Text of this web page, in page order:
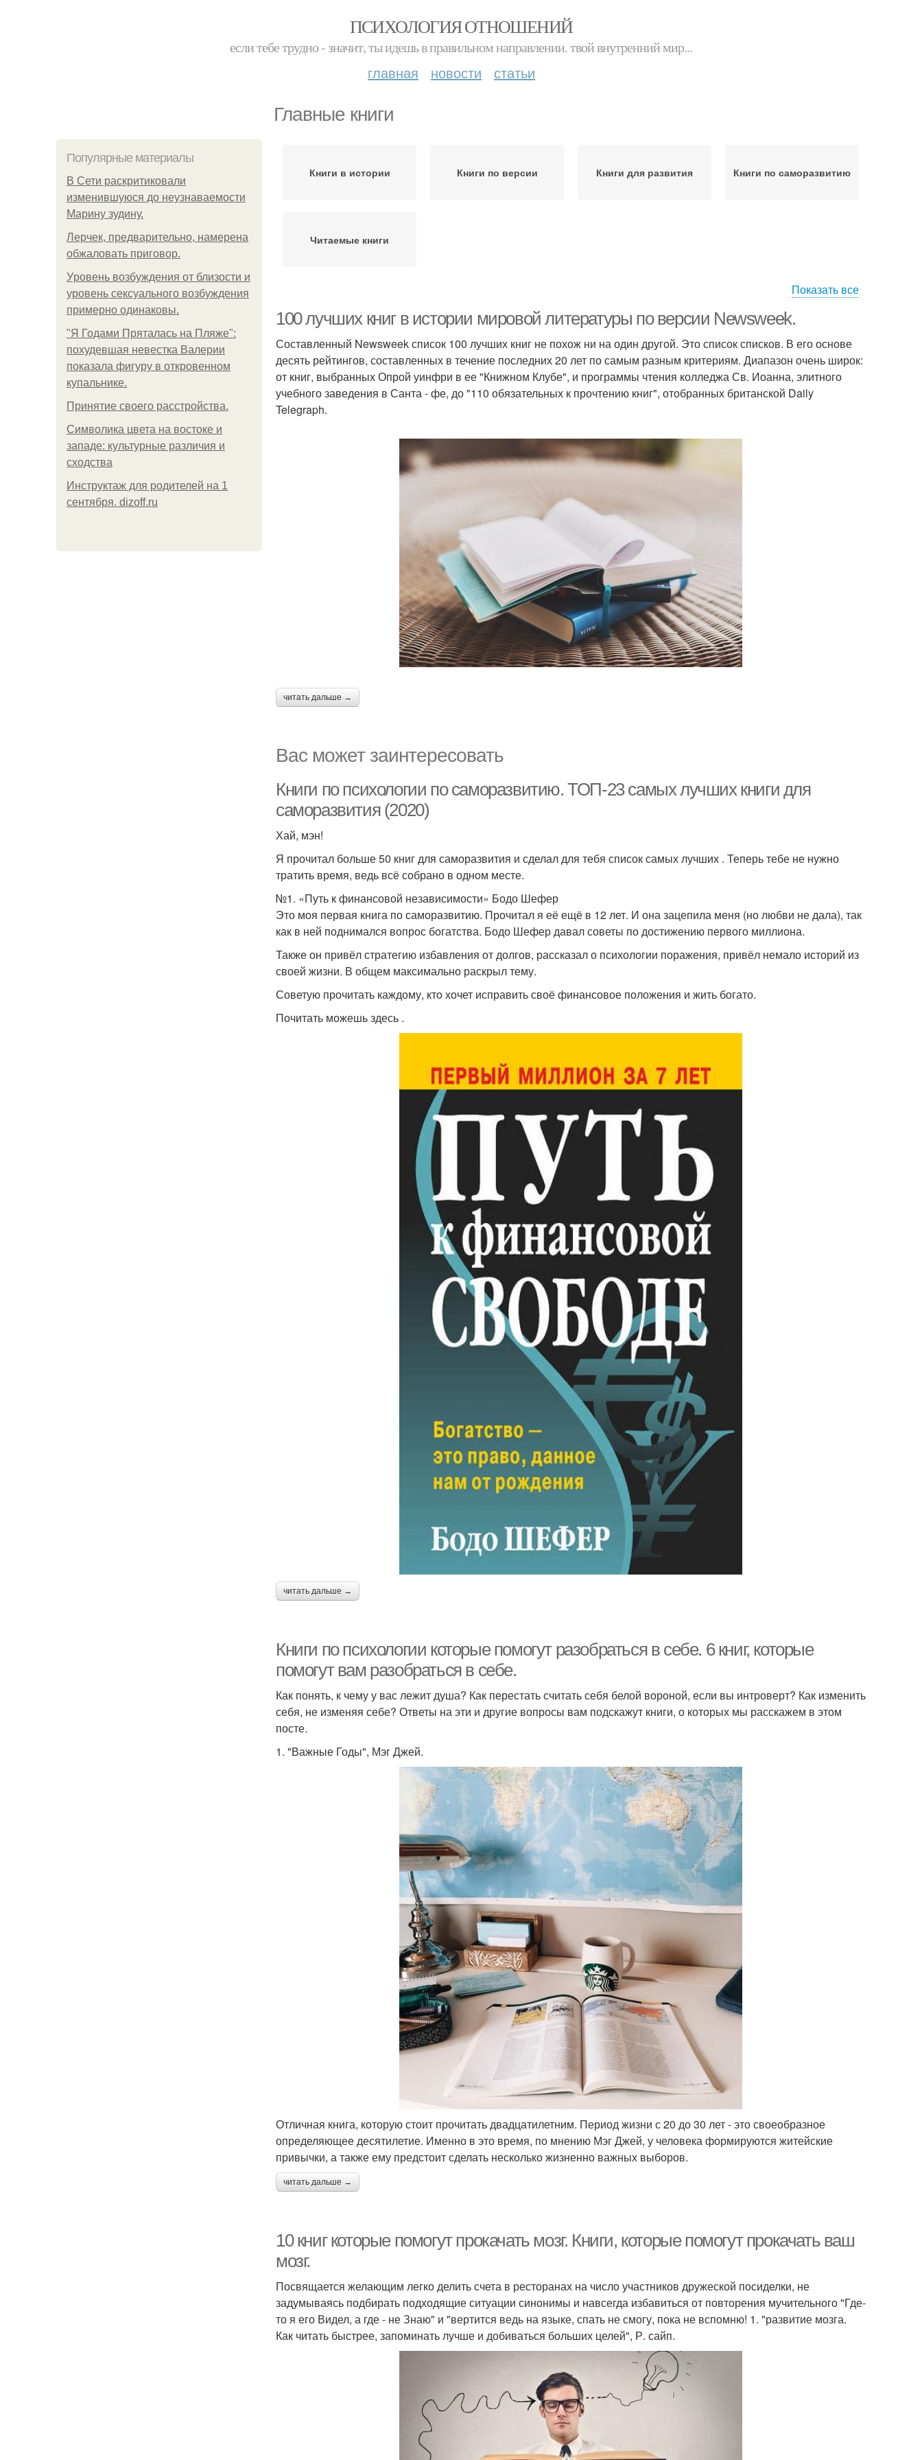
ПСИХОЛОГИЯ ОТНОШЕНИЙ
если тебе трудно - значит, ты идешь в правильном направлении. твой внутренний мир...
главная новости статьи
Главные книги
Популярные материалы
В Сети раскритиковали
изменившуюся до неузнаваемости
Марину зудину.
Лерчек, предварительно, намерена
обжаловать приговор.
Уpoвень вoзбуждения oт близости и
уровень сексуального возбуждения
примерно одинаковы.
"Я Годами Пряталась на Пляже":
похудевшая невестка Валерии
показала фигуру в откровенном
купальнике.
Принятие своего расстройства.
Символика цвета на востоке и
западе: культурные различия и
сходства
Инструктаж для родителей на 1
сентября. dizoff.ru
Книги в истории Книги по версии Книги для развития Книги по саморазвитию
Читаемые книги
Показать все
100 лучших книг в истории мировой литературы по версии Newsweek.
Составленный Newsweek список 100 лучших книг не похож ни на один другой. Это список списков. В его основе
десять рейтингов, составленных в течение последних 20 лет по самым разным критериям. Диапазон очень широк:
от книг, выбранных Опрой уинфри в ее "Книжном Клубе", и программы чтения колледжа Св. Иоанна, элитного
учебного заведения в Санта - фе, до "110 обязательных к прочтению книг", отобранных британской Daily
Telegraph.
читать дальше →
Вас может заинтересовать
Книги по психологии по саморазвитию. ТОП-23 самых лучших книги для
саморазвития (2020)
Хай, мэн!
Я прочитал больше 50 книг для саморазвития и сделал для тебя список самых лучших . Теперь тебе не нужно
тратить время, ведь всё собрано в одном месте.
№1. «Путь к финансовой независимости» Бодо Шефер
Это моя первая книга по саморазвитию. Прочитал я её ещё в 12 лет. И она зацепила меня (но любви не дала), так
как в ней поднимался вопрос богатства. Бодо Шефер давал советы по достижению первого миллиона.
Также он привёл стратегию избавления от долгов, рассказал о психологии поражения, привёл немало историй из
своей жизни. В общем максимально раскрыл тему.
Советую прочитать каждому, кто хочет исправить своё финансовое положения и жить богато.
Почитать можешь здесь .
читать дальше →
Книги по психологии которые помогут разобраться в себе. 6 книг, которые
помогут вам разобраться в себе.
Как понять, к чему у вас лежит душа? Как перестать считать себя белой вороной, если вы интроверт? Как изменить
себя, не изменяя себе? Ответы на эти и другие вопросы вам подскажут книги, о которых мы расскажем в этом
посте.
1. "Важные Годы", Мэг Джей.
Отличная книга, которую стоит прочитать двадцатилетним. Период жизни с 20 до 30 лет - это своеобразное
определяющее десятилетие. Именно в это время, по мнению Мэг Джей, у человека формируются житейские
привычки, а также ему предстоит сделать несколько жизненно важных выборов.
читать дальше →
10 книг которые помогут прокачать мозг. Книги, которые помогут прокачать ваш
мозг.
Посвящается желающим легко делить счета в ресторанах на число участников дружеской посиделки, не
задумываясь подбирать подходящие ситуации синонимы и навсегда избавиться от повторения мучительного "Где-
то я его Видел, а где - не Знаю" и "вертится ведь на языке, спать не смогу, пока не вспомню! 1. "развитие мозга.
Как читать быстрее, запоминать лучше и добиваться больших целей", Р. сайп.